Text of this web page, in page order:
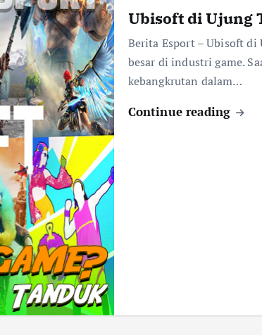
Ubisoft di Ujung
Berita Esport – Ubisoft di
besar di industri game.
kebangkrutan dalam…
Continue reading